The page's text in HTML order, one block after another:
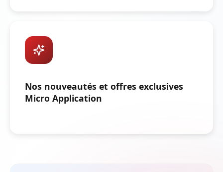
Nos nouveautés et offres exclusives
Micro Application